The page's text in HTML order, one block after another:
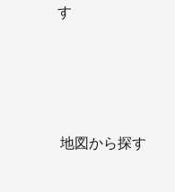
す
地図から探す